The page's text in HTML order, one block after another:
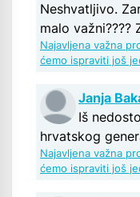
Neshvatljivo.
malo važni????
Najavljena važna
ćemo ispraviti još
Janja
Iš
hrvatskog
Najavljena važna
ćemo ispraviti još